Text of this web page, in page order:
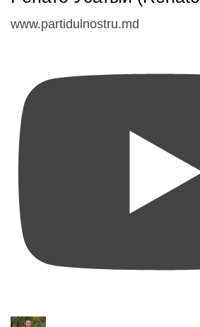
www.partidulnostru.md